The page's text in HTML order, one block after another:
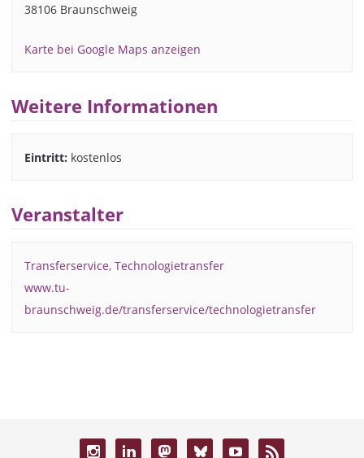
38106 Braunschweig
Karte bei Google Maps anzeigen
Weitere Informationen
Eintritt: kostenlos
Veranstalter
Transferservice, Technologietransfer
www.tu-
braunschweig.de/transferservice/technologietransfer